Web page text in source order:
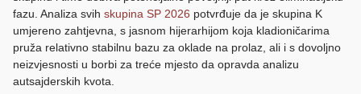
fazu. Analiza svih skupina SP 2026 potvrđuje da je skupina K
umjereno zahtjevna, s jasnom hijerarhijom koja kladioničarima
pruža relativno stabilnu bazu za oklade na prolaz, ali i s dovoljno
neizvjesnosti u borbi za treće mjesto da opravda analizu
autsajderskih kvota.